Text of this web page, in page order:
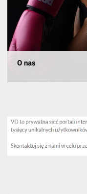
O nas